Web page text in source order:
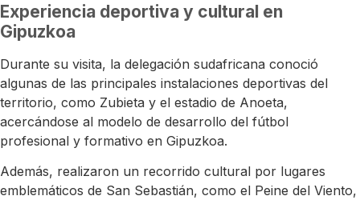
Experiencia deportiva y cultural en
Gipuzkoa
Durante su visita, la delegación sudafricana conoció
algunas de las principales instalaciones deportivas del
territorio, como Zubieta y el estadio de Anoeta,
acercándose al modelo de desarrollo del fútbol
profesional y formativo en Gipuzkoa.
Además, realizaron un recorrido cultural por lugares
emblemáticos de San Sebastián, como el Peine del Viento,